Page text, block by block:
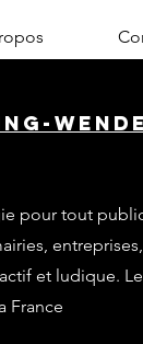
pour tout
et ludique.
France